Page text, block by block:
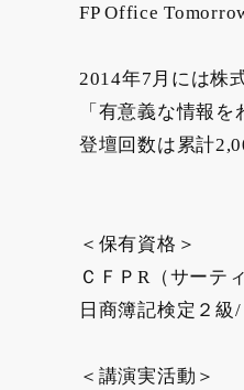
FP Office
2014年7月には株
「有意義な情報
登壇回数は累計
＜保有資格＞
ＣＦＰR（サー
日商簿記検定２
＜講演実活動＞